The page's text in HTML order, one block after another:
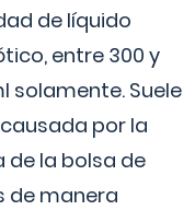
de líquido
entre 300 y
solamente. Suele
por la
de la bolsa de
de manera